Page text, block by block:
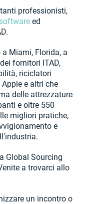
professionisti,
ed
Miami, Florida, a
fornitori ITAD,
riciclatori
e altri che
delle attrezzature
e oltre 550
migliori pratiche,
e
Global Sourcing
a trovarci allo
un incontro o